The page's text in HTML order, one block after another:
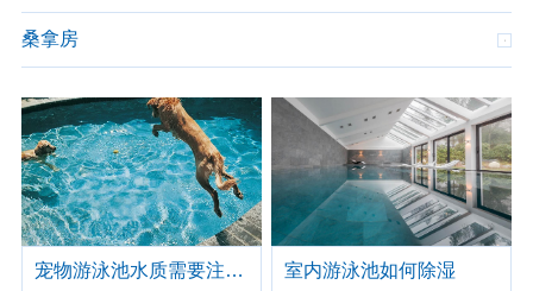
桑拿房
宠物游泳池水质需要注意哪些？ 室内游泳池如何除湿